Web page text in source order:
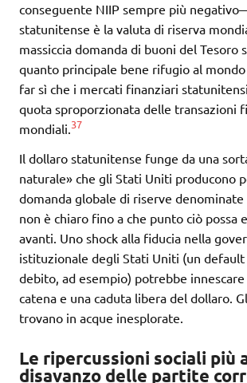
conseguente NIIP sempre più
statunitense è la valuta di riserva
massiccia domanda di buoni del Tesoro
quanto principale bene rifugio al
far sì che i mercati finanziari
quota sproporzionata delle transazioni
mondiali.37
Il dollaro statunitense funge da una
naturale» che gli Stati Uniti producono
domanda globale di riserve denominate
non è chiaro fino a che punto ciò possa
avanti. Uno shock alla fiducia nella
istituzionale degli Stati Uniti (un
debito, ad esempio) potrebbe innescare
catena e una caduta libera del dollaro.
trovano in acque inesplorate.
Le ripercussioni sociali più
disavanzo delle partite